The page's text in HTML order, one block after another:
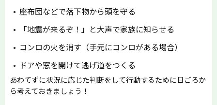
座布団などで落下物から頭を守る
「地震が来るぞ！」と大声で家族に知らせる
コンロの火を消す（手元にコンロがある場合）
ドアや窓を開けて逃げ道をつくる
あわてずに状況に応じた判断をして行動するために日ごろか
ら考えておきましょう！